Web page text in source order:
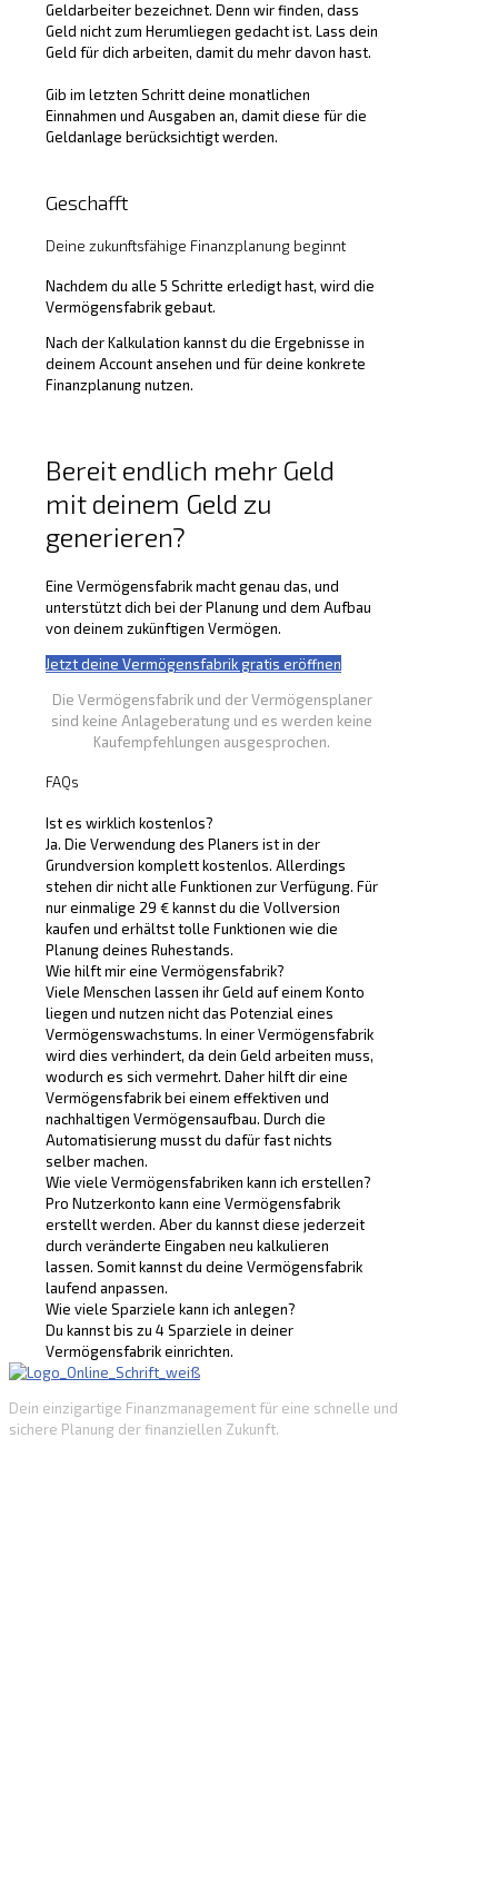
Geldarbeiter bezeichnet. Denn wir finden, dass
Geld nicht zum Herumliegen gedacht ist. Lass dein
Geld für dich arbeiten, damit du mehr davon hast.
Gib im letzten Schritt deine monatlichen
Einnahmen und Ausgaben an, damit diese für die
Geldanlage berücksichtigt werden.
Geschafft
Deine zukunftsfähige Finanzplanung beginnt
Nachdem du alle 5 Schritte erledigt hast, wird die
Vermögensfabrik gebaut.
Nach der Kalkulation kannst du die Ergebnisse in
deinem Account ansehen und für deine konkrete
Finanzplanung nutzen.
Bereit endlich mehr Geld
mit deinem Geld zu
generieren?
Eine Vermögensfabrik macht genau das, und
unterstützt dich bei der Planung und dem Aufbau
von deinem zukünftigen Vermögen.
Jetzt deine Vermögensfabrik gratis eröffnen
Die Vermögensfabrik und der Vermögensplaner
sind keine Anlageberatung und es werden keine
Kaufempfehlungen ausgesprochen.
FAQs
Ist es wirklich kostenlos?
Ja. Die Verwendung des Planers ist in der
Grundversion komplett kostenlos. Allerdings
stehen dir nicht alle Funktionen zur Verfügung. Für
nur einmalige 29 € kannst du die Vollversion
kaufen und erhältst tolle Funktionen wie die
Planung deines Ruhestands.
Wie hilft mir eine Vermögensfabrik?
Viele Menschen lassen ihr Geld auf einem Konto
liegen und nutzen nicht das Potenzial eines
Vermögenswachstums. In einer Vermögensfabrik
wird dies verhindert, da dein Geld arbeiten muss,
wodurch es sich vermehrt. Daher hilft dir eine
Vermögensfabrik bei einem effektiven und
nachhaltigen Vermögensaufbau. Durch die
Automatisierung musst du dafür fast nichts
selber machen.
Wie viele Vermögensfabriken kann ich erstellen?
Pro Nutzerkonto kann eine Vermögensfabrik
erstellt werden. Aber du kannst diese jederzeit
durch veränderte Eingaben neu kalkulieren
lassen. Somit kannst du deine Vermögensfabrik
laufend anpassen.
Wie viele Sparziele kann ich anlegen?
Du kannst bis zu 4 Sparziele in deiner
Vermögensfabrik einrichten.
Dein einzigartige Finanzmanagement für eine schnelle und
sichere Planung der finanziellen Zukunft.